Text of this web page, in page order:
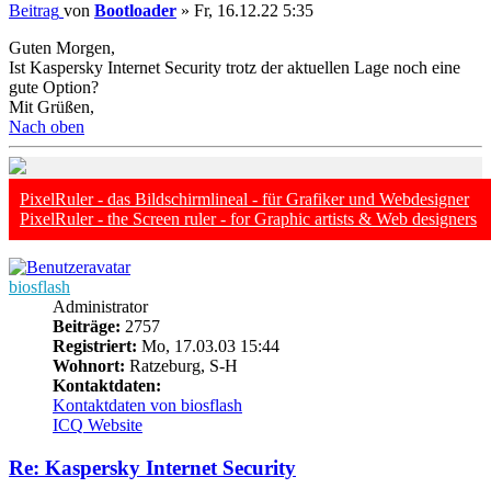
Beitrag von Bootloader » Fr, 16.12.22 5:35
Guten Morgen,
Ist Kaspersky Internet Security trotz der aktuellen Lage noch eine
gute Option?
Mit Grüßen,
Nach oben
PixelRuler - das Bildschirmlineal - für Grafiker und Webdesigner
PixelRuler - the Screen ruler - for Graphic artists & Web designers
biosflash
Administrator
Beiträge: 2757
Registriert: Mo, 17.03.03 15:44
Wohnort: Ratzeburg, S-H
Kontaktdaten:
Kontaktdaten von biosflash
ICQ Website
Re: Kaspersky Internet Security